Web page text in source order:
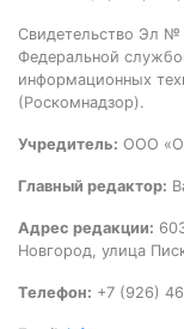
Свидетельство Эл №
Федеральной
информационных
(Роскомнадзор).
Учредитель: ООО
Главный редактор:
Адрес редакции:
Новгород, улица
Телефон: +7 (926)